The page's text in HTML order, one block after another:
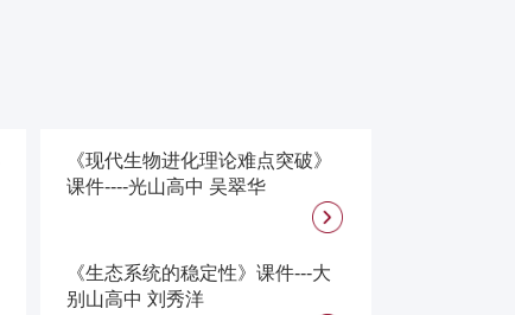
《现代生物进化理论难点突破》
课件----光山高中 吴翠华
《生态系统的稳定性》课件---大
别山高中 刘秀洋